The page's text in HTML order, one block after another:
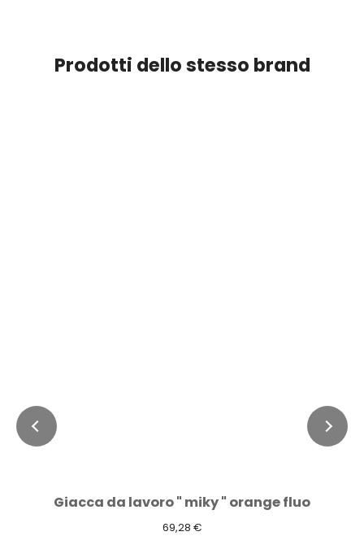
Prodotti dello stesso brand
Giacca da lavoro " miky " orange fluo
69,28 €